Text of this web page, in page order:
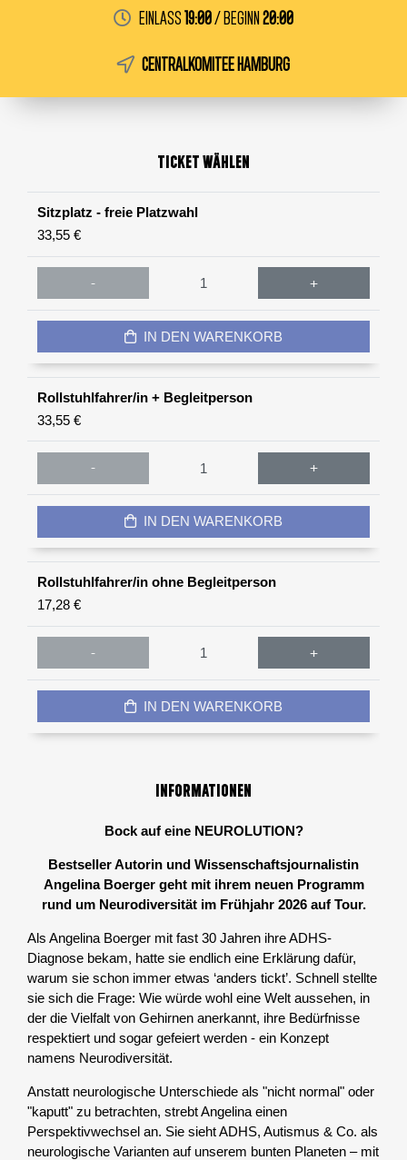
Einlass19:00/Beginn20:00
CENTRALKOMITEEHAMBURG
Ticket wählen
Sitzplatz - freie Platzwahl
33,55 €
- +
IN DEN WARENKORB
Rollstuhlfahrer/in + Begleitperson
33,55 €
- +
IN DEN WARENKORB
Rollstuhlfahrer/in ohne Begleitperson
17,28 €
- +
IN DEN WARENKORB
Informationen
Bock auf eine NEUROLUTION?
Bestseller Autorin und Wissenschaftsjournalistin
Angelina Boerger geht mit ihrem neuen Programm
rund um Neurodiversität im Frühjahr 2026 auf Tour.
Als Angelina Boerger mit fast 30 Jahren ihre ADHS-
Diagnose bekam, hatte sie endlich eine Erklärung dafür,
warum sie schon immer etwas ‘anders tickt’. Schnell stellte
sie sich die Frage: Wie würde wohl eine Welt aussehen, in
der die Vielfalt von Gehirnen anerkannt, ihre Bedürfnisse
respektiert und sogar gefeiert werden - ein Konzept
namens Neurodiversität.
Anstatt neurologische Unterschiede als "nicht normal" oder
"kaputt" zu betrachten, strebt Angelina einen
Perspektivwechsel an. Sie sieht ADHS, Autismus & Co. als
neurologische Varianten auf unserem bunten Planeten – mit